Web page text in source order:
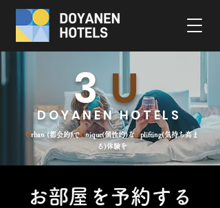
DOYANEN HOTELS
3U
Urban (都会的)でUnique(個性的)なUplifting(気持ち高ま
る)体験を
お部屋を予約する